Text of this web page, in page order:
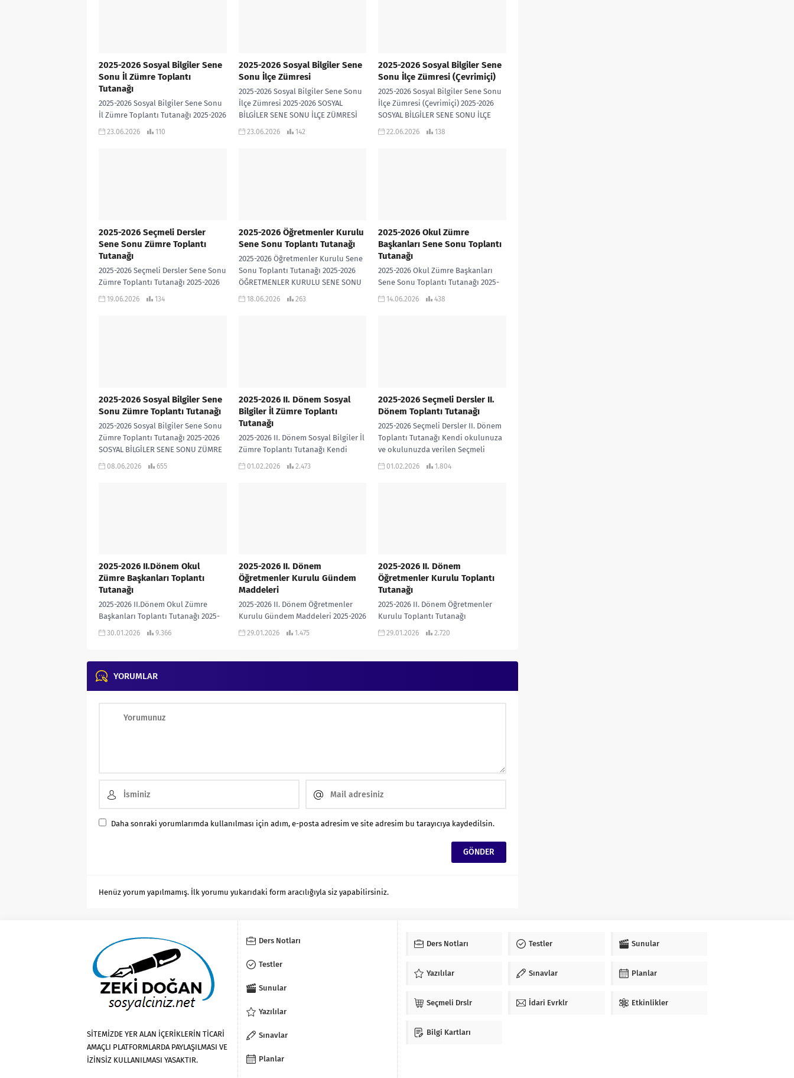
2025-2026 Sosyal Bilgiler Sene
Sonu İl Zümre Toplantı
Tutanağı
2025-2026 Sosyal Bilgiler Sene Sonu
İl Zümre Toplantı Tutanağı 2025-2026
Sosyal Bilgiler Sene Sonu İl Zümre
23.06.2026 110
2025-2026 Sosyal Bilgiler Sene
Sonu İlçe Zümresi
2025-2026 Sosyal Bilgiler Sene Sonu
İlçe Zümresi 2025-2026 SOSYAL
BİLGİLER SENE SONU İLÇE ZÜMRESİ
İNDİR
23.06.2026 142
2025-2026 Sosyal Bilgiler Sene
Sonu İlçe Zümresi (Çevrimiçi)
2025-2026 Sosyal Bilgiler Sene Sonu
İlçe Zümresi (Çevrimiçi) 2025-2026
SOSYAL BİLGİLER SENE SONU İLÇE
ZÜMRESİ (ÇEVRİMİÇİ)
22.06.2026 138
2025-2026 Seçmeli Dersler
Sene Sonu Zümre Toplantı
Tutanağı
2025-2026 Seçmeli Dersler Sene Sonu
Zümre Toplantı Tutanağı 2025-2026
SEÇMELİ DERSLER SENE SONU ZÜMRE
19.06.2026 134
2025-2026 Öğretmenler Kurulu
Sene Sonu Toplantı Tutanağı
2025-2026 Öğretmenler Kurulu Sene
Sonu Toplantı Tutanağı 2025-2026
ÖĞRETMENLER KURULU SENE SONU
TOPLANTI TUTANAĞI İNDİR
18.06.2026 263
2025-2026 Okul Zümre
Başkanları Sene Sonu Toplantı
Tutanağı
2025-2026 Okul Zümre Başkanları
Sene Sonu Toplantı Tutanağı 2025-
2026 OKUL ZÜMRE BAŞKANLARI SENE
14.06.2026 438
2025-2026 Sosyal Bilgiler Sene
Sonu Zümre Toplantı Tutanağı
2025-2026 Sosyal Bilgiler Sene Sonu
Zümre Toplantı Tutanağı 2025-2026
SOSYAL BİLGİLER SENE SONU ZÜMRE
TOPLANTI TUTANAĞI
08.06.2026 655
2025-2026 II. Dönem Sosyal
Bilgiler İl Zümre Toplantı
Tutanağı
2025-2026 II. Dönem Sosyal Bilgiler İl
Zümre Toplantı Tutanağı Kendi
ilinize ve ilinizde uygulanan yerel
01.02.2026 2.473
2025-2026 Seçmeli Dersler II.
Dönem Toplantı Tutanağı
2025-2026 Seçmeli Dersler II. Dönem
Toplantı Tutanağı Kendi okulunuza
ve okulunuzda verilen Seçmeli
Derslere göre uyarlayarak
01.02.2026 1.804
2025-2026 II.Dönem Okul
Zümre Başkanları Toplantı
Tutanağı
2025-2026 II.Dönem Okul Zümre
Başkanları Toplantı Tutanağı 2025-
2026 II.Dönem Okul Zümre
zenginleştirerek
kullanabilirsiniz…...
30.01.2026 9.366
2025-2026 II. Dönem
Öğretmenler Kurulu Gündem
Maddeleri
2025-2026 II. Dönem Öğretmenler
Kurulu Gündem Maddeleri 2025-2026
II. Dönem Öğretmenler Kurulu
29.01.2026 1.475
2025-2026 II. Dönem
Öğretmenler Kurulu Toplantı
Tutanağı
2025-2026 II. Dönem Öğretmenler
Kurulu Toplantı Tutanağı
(ORTAOKUL) Kendi okulunuza göre
yapabilirsiniz… 2025-2026 Ortaokul...
29.01.2026 2.720
YORUMLAR
Daha sonraki yorumlarımda kullanılması için adım, e-posta adresim ve site adresim bu tarayıcıya kaydedilsin.
Henüz yorum yapılmamış. İlk yorumu yukarıdaki form aracılığıyla siz yapabilirsiniz.
SİTEMİZDE YER ALAN İÇERİKLERİN TİCARİ
AMAÇLI PLATFORMLARDA PAYLAŞILMASI VE
İZİNSİZ KULLANILMASI YASAKTIR.
Ders Notları
Testler
Sunular
Yazılılar
Sınavlar
Planlar
Ders Notları Testler Sunular
Yazılılar Sınavlar Planlar
Seçmeli Drslr İdari Evrklr Etkinlikler
Bilgi Kartları